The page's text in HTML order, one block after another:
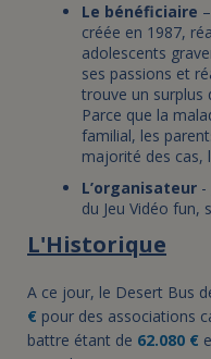
Le bénéficiaire –
créée en 1987,
adolescents
ses passions et
trouve un surplus
Parce que la
familial, les
majorité des cas,
L’organisateur -
du Jeu Vidéo fun,
L'Historique
A ce jour, le Desert Bus
€ pour des associations
battre étant de 62.080 €